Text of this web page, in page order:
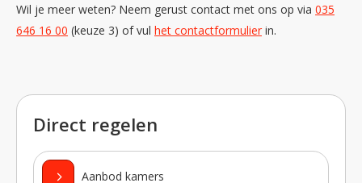
Wil je meer weten? Neem gerust contact met ons op via 035
646 16 00 (keuze 3) of vul het contactformulier in.
Direct regelen
Aanbod kamers